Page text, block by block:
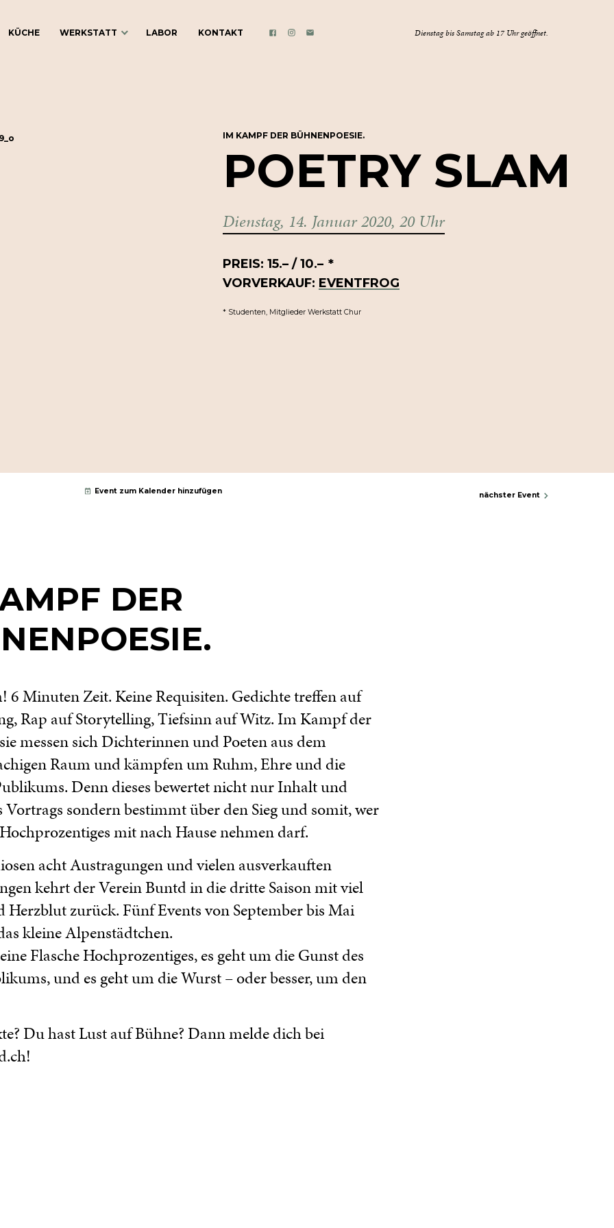
KÜCHE WERKSTATT LABOR KONTAKT FACEBOOK
INSTAGRAM
E-
Dienstag bis Samstag ab 17 Uhr geöffnet.
IM KAMPF DER BÜHNENPOESIE.
POETRY SLAM
Dienstag, 14. Januar 2020, 20 Uhr
PREIS: 15.– / 10.– *
VORVERKAUF: EVENTFROG
* Studenten, Mitglieder Werkstatt Chur
Event zum Kalender hinzufügen
DER
6 Minuten Zeit. Keine Requisiten. Gedichte treffen auf
Rap auf Storytelling, Tiefsinn auf Witz. Im Kampf der
messen sich Dichterinnen und Poeten aus dem
Raum und kämpfen um Ruhm, Ehre und die
Denn dieses bewertet nicht nur Inhalt und
Vortrags sondern bestimmt über den Sieg und somit, wer
mit nach Hause nehmen darf.
acht Austragungen und vielen ausverkauften
kehrt der Verein Buntd in die dritte Saison mit viel
Herzblut zurück. Fünf Events von September bis Mai
kleine Alpenstädtchen.
Flasche Hochprozentiges, es geht um die Gunst des
und es geht um die Wurst – oder besser, um den
Du hast Lust auf Bühne? Dann melde dich bei
nächster Event